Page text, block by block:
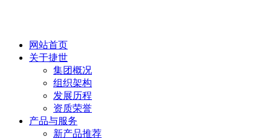
网站首页
关于捷世
集团概况
组织架构
发展历程
资质荣誉
产品与服务
新产品推荐